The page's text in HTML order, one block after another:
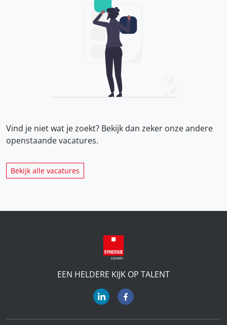
Vind je niet wat je zoekt? Bekijk dan zeker onzeandere
openstaande vacatures.
Bekijk alle vacatures
EEN HELDERE KIJK OP TALENT